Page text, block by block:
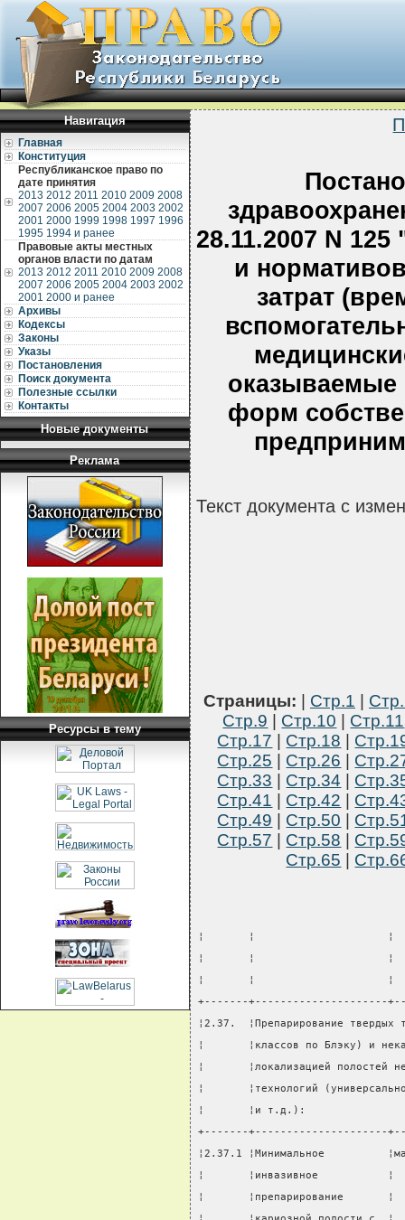
Навигация
Главная
Конституция
Республиканское право по
дате принятия
2013 2012 2011 2010 2009 2008
2007 2006 2005 2004 2003 2002
2001 2000 1999 1998 1997 1996
1995 1994 и ранее
Правовые акты местных
органов власти по датам
2013 2012 2011 2010 2009 2008
2007 2006 2005 2004 2003 2002
2001 2000 и ранее
Архивы
Кодексы
Законы
Указы
Постановления
Поиск документа
Полезные ссылки
Контакты
Новые документы
Реклама
Ресурсы в тему
28.11.2007 N
и
затрат
оказываемые
форм
Текст документа с
Страницы: Стр.1
Стр.9
Стр.10 Стр.11
Стр.17
Стр.18
Стр.25
Стр.26
Стр.33
Стр.34
Стр.41
Стр.42
Стр.49
Стр.50
Стр.57
Стр.58
Стр.65
¦       ¦                     ¦
¦       ¦                     ¦
¦       ¦                     ¦
+-------+---------------------
¦2.37.  ¦Препарирование
¦       ¦классов по Блэку) и
¦       ¦локализацией полостей
¦       ¦технологий
¦       ¦и т.д.):
+-------+---------------------
¦2.37.1 ¦Минимальное
¦       ¦инвазивное           ¦
¦       ¦препарирование       ¦